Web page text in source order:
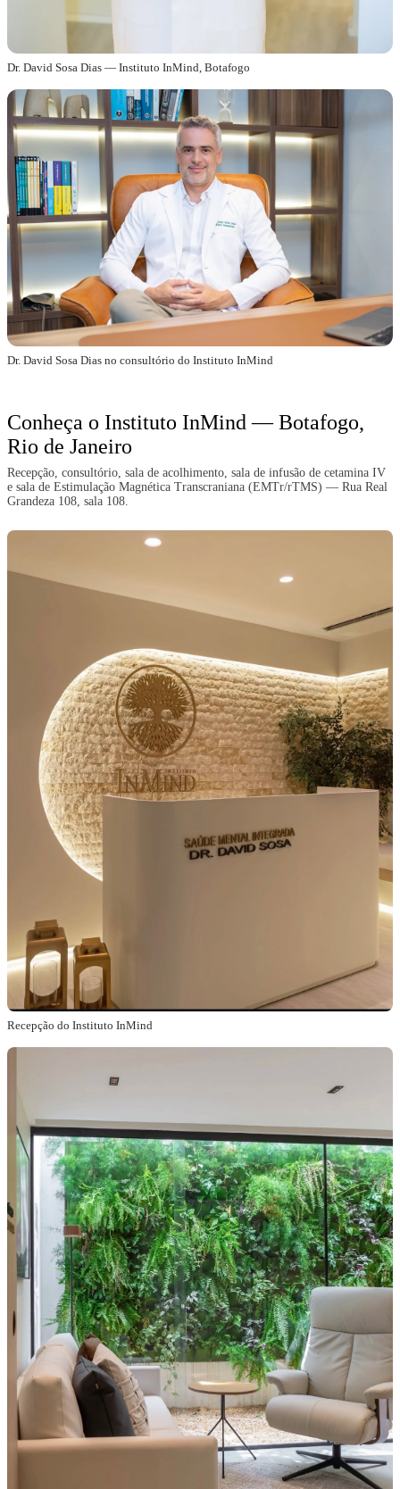
Dr. David Sosa Dias — Instituto InMind, Botafogo
Dr. David Sosa Dias no consultório do Instituto InMind
Conheça o Instituto InMind — Botafogo,
Rio de Janeiro
Recepção, consultório, sala de acolhimento, sala de infusão de cetamina IV
e sala de Estimulação Magnética Transcraniana (EMTr/rTMS) — Rua Real
Grandeza 108, sala 108.
Recepção do Instituto InMind